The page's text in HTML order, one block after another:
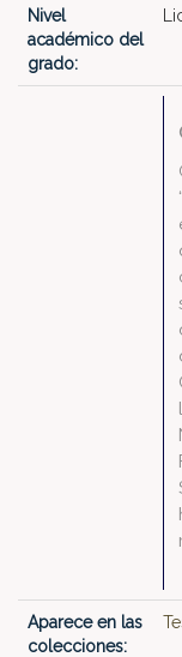
Nivel
académico del
grado:
Aparece en las
colecciones: